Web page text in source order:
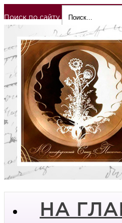
Поиск по сайту
НА